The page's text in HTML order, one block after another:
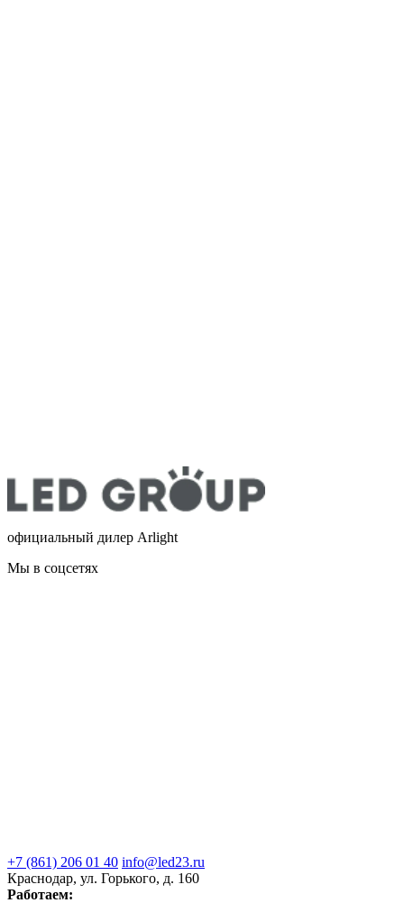
официальный дилер Arlight
Мы в соцсетях
+7 (861) 206 01 40 info@led23.ru
Краснодар, ул. Горького, д. 160
Работаем: